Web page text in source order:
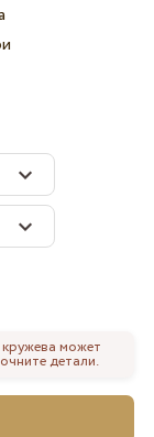
может
детали.